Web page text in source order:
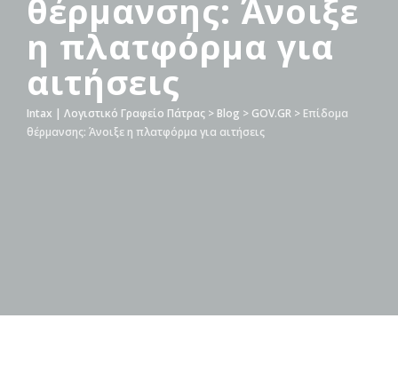
θέρμανσης: Άνοιξε
η πλατφόρμα για
αιτήσεις
Intax | Λογιστικό Γραφείο Πάτρας > Blog > GOV.GR > Επίδομα
θέρμανσης: Άνοιξε η πλατφόρμα για αιτήσεις